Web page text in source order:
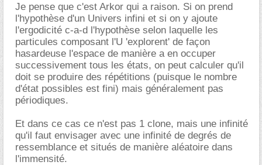
Je pense que c'est Arkor qui a raison. Si on prend
l'hypothèse d'un Univers infini et si on y ajoute
l'ergodicité c-a-d l'hypothèse selon laquelle les
particules composant l'U 'explorent' de façon
hasardeuse l'espace de manière a en occuper
successivement tous les états, on peut calculer qu'il
doit se produire des répétitions (puisque le nombre
d'état possibles est fini) mais généralement pas
périodiques.
Et dans ce cas ce n'est pas 1 clone, mais une infinité
qu'il faut envisager avec une infinité de degrés de
ressemblance et situés de manière aléatoire dans
l'immensité.